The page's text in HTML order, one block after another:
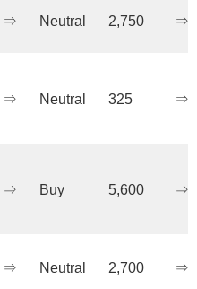
⇒ Neutral 2,750 ⇒
⇒ Neutral 325 ⇒
⇒ Buy 5,600 ⇒
⇒ Neutral 2,700 ⇒